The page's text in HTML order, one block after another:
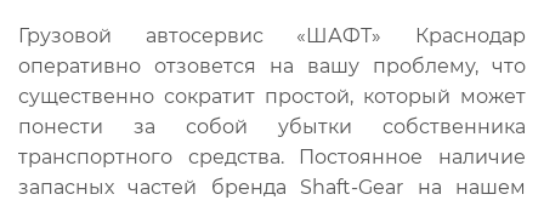
Грузовой автосервис «ШАФТ» Краснодар
оперативно отзовется на вашу проблему, что
существенно сократит простой, который может
понести за собой убытки собственника
транспортного средства. Постоянное наличие
запасных частей бренда Shaft-Gear на нашем